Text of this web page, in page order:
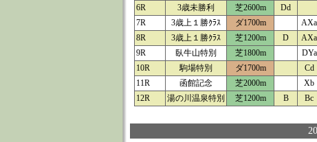
6R
3歳未勝利 芝2600m Dd
7R
3歳上１勝ｸﾗｽ ダ1700m AXa
8R
3歳上１勝ｸﾗｽ 芝1200m D AXa
9R
臥牛山特別 芝1800m DYa
10R
駒場特別 ダ1700m Cd
11R
函館記念 芝2000m Xb
12R
湯の川温泉特別 芝1200m B Bc